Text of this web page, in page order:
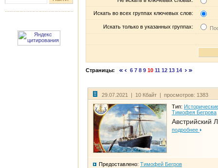
Искать во всех группах ключевых слов:
Искать только в указанных группах:
Страницы: 6 7 8 9 10 11 12 13 14
29.07.2021 | 10 Кбайт | просмотров: 1383
Тип:
Тимофея Бегрова
Австрийский
подробнее
Предоставлено: Тимофей Бегров